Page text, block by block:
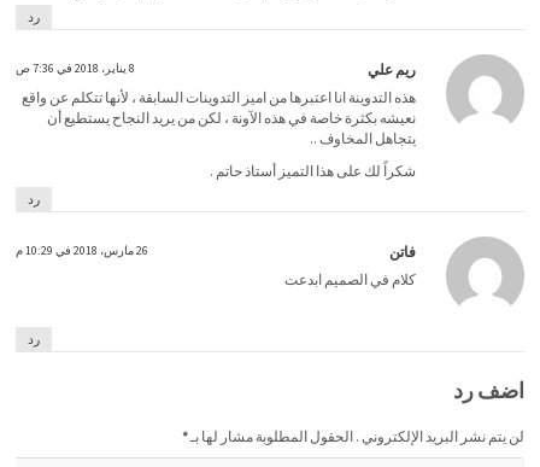
رد
ريم علي 8 يناير، 2018 في 7:36 ص
هذه التدوينة انا اعتبرها من اميز التدوينات السابقة ، لأنها تتكلم عن واقع
نعيشه بكثرة خاصة في هذه الآونة ، لكن من يريد النجاح يستطيع أن
يتجاهل المخاوف ..
شكراً لك على هذا التميز أستاذ حاتم .
رد
فاتن 26 مارس، 2018 في 10:29 م
كلام في الصميم ابدعت
رد
اضف رد
لن يتم نشر البريد الإلكتروني . الحقول المطلوبة مشار لها بـ*